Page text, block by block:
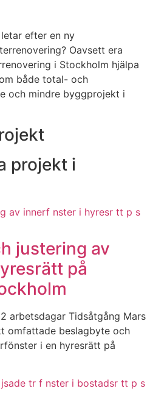
efter en ny
Oavsett era
i Stockholm hjälpa
både total- och
och mindre byggprojekt i
projekt i
justering av
på
arbetsdagar Tidsåtgång Mars
omfattade beslagbyte och
i en hyresrätt på